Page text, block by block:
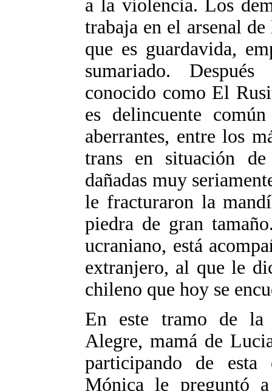
a la violencia. Los
trabaja en el arsenal
que es guardavida,
sumariado.
conocido como El
es delincuente
aberrantes, entre los
trans en situación
dañadas muy
le fracturaron la
piedra de gran
ucraniano, está
extranjero, al que le
chileno que hoy se
En este tramo de la
Alegre, mamá de
participando de esta
Mónica le preguntó